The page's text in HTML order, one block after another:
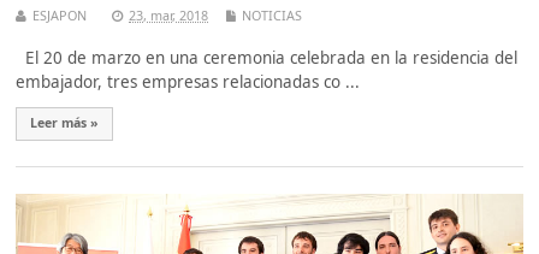
ESJAPON 23, mar, 2018 NOTICIAS
El 20 de marzo en una ceremonia celebrada en la residencia del
embajador, tres empresas relacionadas co ...
Leer más »